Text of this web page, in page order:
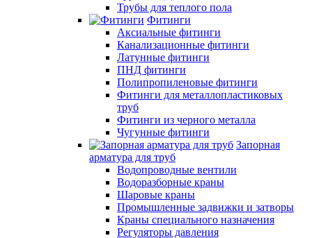
Трубы для теплого пола
Фитинги
Аксиальные фитинги
Канализационные фитинги
Латунные фитинги
ПНД фитинги
Полипропиленовые фитинги
Фитинги для металлопластиковых
труб
Фитинги из черного металла
Чугунные фитинги
Запорная
арматура для труб
Водопроводные вентили
Водоразборные краны
Шаровые краны
Промышленные задвижки и затворы
Краны специального назначения
Регуляторы давления